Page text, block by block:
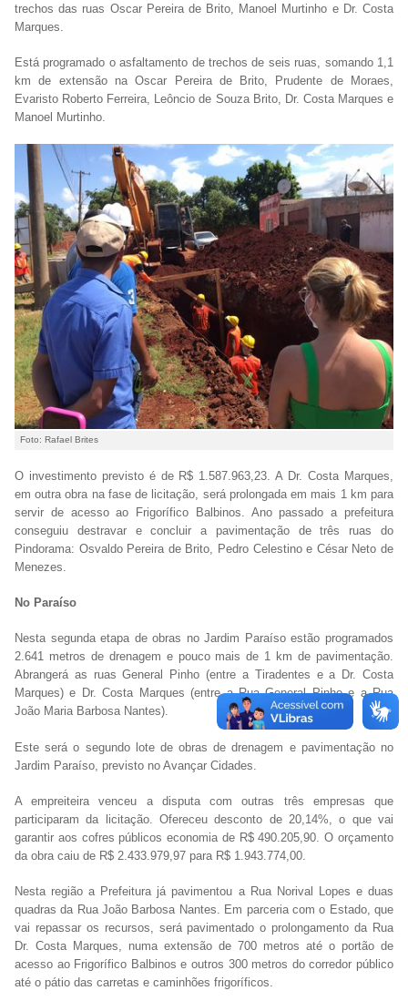
trechos das ruas Oscar Pereira de Brito, Manoel Murtinho e Dr. Costa
Marques.
Está programado o asfaltamento de trechos de seis ruas, somando 1,1
km de extensão na Oscar Pereira de Brito, Prudente de Moraes,
Evaristo Roberto Ferreira, Leôncio de Souza Brito, Dr. Costa Marques e
Manoel Murtinho.
Foto: Rafael Brites
O investimento previsto é de R$ 1.587.963,23. A Dr. Costa Marques,
em outra obra na fase de licitação, será prolongada em mais 1 km para
servir de acesso ao Frigorífico Balbinos. Ano passado a prefeitura
conseguiu destravar e concluir a pavimentação de três ruas do
Pindorama: Osvaldo Pereira de Brito, Pedro Celestino e César Neto de
Menezes.
No Paraíso
Nesta segunda etapa de obras no Jardim Paraíso estão programados
2.641 metros de drenagem e pouco mais de 1 km de pavimentação.
Abrangerá as ruas General Pinho (entre a Tiradentes e a Dr. Costa
Marques) e Dr. Costa Marques (entre a Rua General Pinho e a Rua
João Maria Barbosa Nantes).
Este será o segundo lote de obras de drenagem e pavimentação no
Jardim Paraíso, previsto no Avançar Cidades.
A empreiteira venceu a disputa com outras três empresas que
participaram da licitação. Ofereceu desconto de 20,14%, o que vai
garantir aos cofres públicos economia de R$ 490.205,90. O orçamento
da obra caiu de R$ 2.433.979,97 para R$ 1.943.774,00.
Nesta região a Prefeitura já pavimentou a Rua Norival Lopes e duas
quadras da Rua João Barbosa Nantes. Em parceria com o Estado, que
vai repassar os recursos, será pavimentado o prolongamento da Rua
Dr. Costa Marques, numa extensão de 700 metros até o portão de
acesso ao Frigorífico Balbinos e outros 300 metros do corredor público
até o pátio das carretas e caminhões frigoríficos.